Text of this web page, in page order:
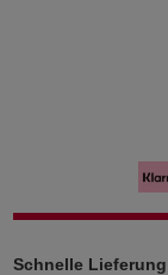
Schnelle